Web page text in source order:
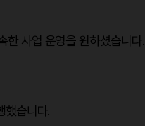
한 사업 운영을 원하셨습니다.
했습니다.